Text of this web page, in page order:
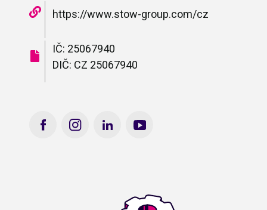
https://www.stow-group.com/cz
IČ: 25067940
DIČ: CZ 25067940